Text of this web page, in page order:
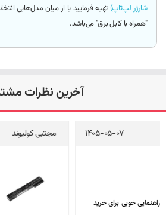
شارژر لپ‌تاپ) تهیه فرمایید یا از میان مدل‌هایی
"همراه با کابل برق"می‌باشد.
آخرین نظرات
مجتبی کولیوند
باتری لپ تاپ اچ پی
خریدی بسیار قیمت مناسب